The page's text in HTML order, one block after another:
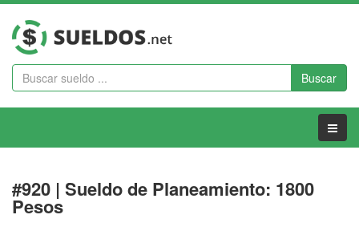
Buscar
Menu
#920 | Sueldo de Planeamiento: 1800
Pesos